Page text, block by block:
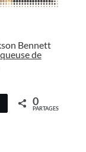
Bennett
de
0
PARTAGES